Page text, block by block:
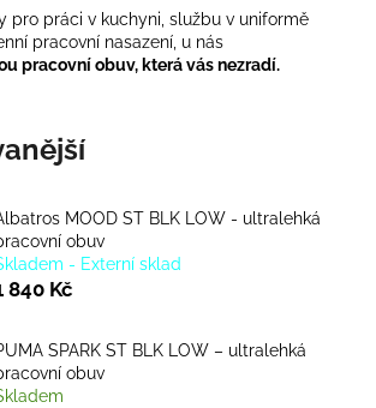
pro práci v kuchyni, službu v uniformě
pracovní nasazení, u nás
pracovní obuv, která vás nezradí.
MOOD ST BLK LOW - ultralehká
obuv
- Externí sklad
840 Kč
SPARK ST BLK LOW – ultralehká
obuv